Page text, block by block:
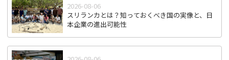
2026-08-06
スリランカとは？知っておくべき国の実像と、日
本企業の進出可能性